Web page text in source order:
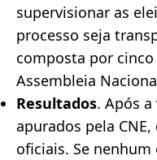
supervisionar as
processo seja
composta por
Assembleia
Resultados. Após
apurados pela
oficiais. Se